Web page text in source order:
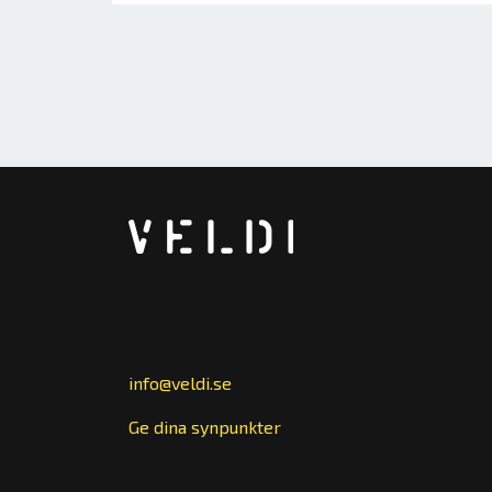
info@veldi.se
Ge dina synpunkter